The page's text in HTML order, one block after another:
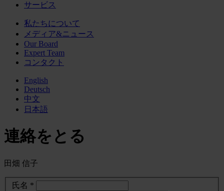
サービス
私たちについて
メディア&ニュース
Our Board
Expert Team
コンタクト
English
Deutsch
中文
日本語
連絡をとる
田畑 信子
氏名 *